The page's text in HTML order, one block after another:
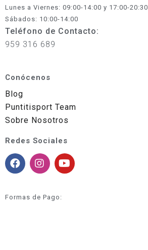
Lunes a Viernes: 09:00-14:00 y 17:00-20:30
Sábados: 10:00-14:00
Teléfono de Contacto:
959 316 689
Conócenos
Blog
Puntitisport Team
Sobre Nosotros
Redes Sociales
Formas de Pago: